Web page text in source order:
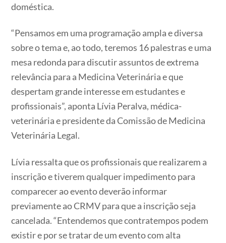
doméstica.
“Pensamos em uma programação ampla e diversa
sobre o tema e, ao todo, teremos 16 palestras e uma
mesa redonda para discutir assuntos de extrema
relevância para a Medicina Veterinária e que
despertam grande interesse em estudantes e
profissionais”, aponta Lívia Peralva, médica-
veterinária e presidente da Comissão de Medicina
Veterinária Legal.
Lívia ressalta que os profissionais que realizarem a
inscrição e tiverem qualquer impedimento para
comparecer ao evento deverão informar
previamente ao CRMV para que a inscrição seja
cancelada. “Entendemos que contratempos podem
existir e por se tratar de um evento com alta